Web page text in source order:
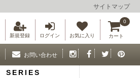
サイトマップ
新規登録 ログイン お気に入り カート
0
お問い合わせ
SERIES